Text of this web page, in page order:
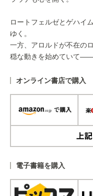
ロートフェルゼとゲハイ
ゆく。
一方、アロルドが不在の
穏な動きを始めていて
オンライン書店で購入
電子書籍を購入